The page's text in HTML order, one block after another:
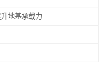
地基承载力